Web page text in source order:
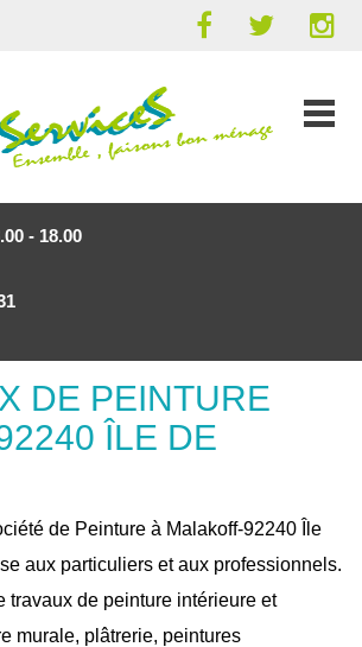
- 18.00
DE PEINTURE
ÎLE DE
de Peinture à Malakoff-92240 Île
aux particuliers et aux professionnels.
travaux de peinture intérieure et
murale, plâtrerie, peintures